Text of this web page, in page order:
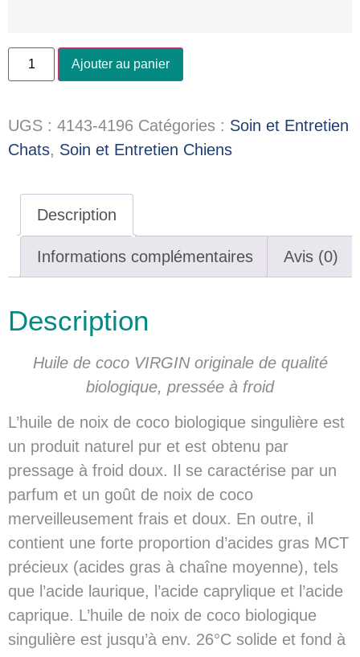
Ajouter au panier
UGS : 4143-4196 Catégories : Soin et Entretien
Chats, Soin et Entretien Chiens
Description
Informations complémentaires Avis (0)
Description
Huile de coco VIRGIN originale de qualité
biologique, pressée à froid
L’huile de noix de coco biologique singulière est
un produit naturel pur et est obtenu par
pressage à froid doux. Il se caractérise par un
parfum et un goût de noix de coco
merveilleusement frais et doux. En outre, il
contient une forte proportion d’acides gras MCT
précieux (acides gras à chaîne moyenne), tels
que l’acide laurique, l’acide caprylique et l’acide
caprique. L’huile de noix de coco biologique
singulière est jusqu’à env. 26°C solide et fond à